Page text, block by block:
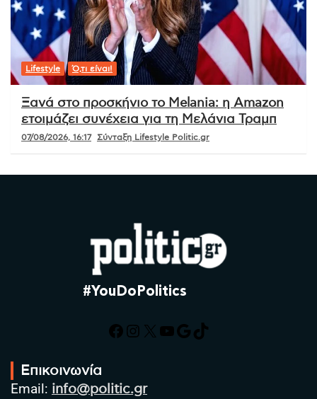
Lifestyle Ό,τι είναι!
Ξανά στο προσκήνιο το Melania: η Amazon
ετοιμάζει συνέχεια για τη Μελάνια Τραμπ
07/08/2026, 16:17 Σύνταξη Lifestyle Politic.gr
#YouDoPolitics
Facebook
Instagram
X YouTube
Google
TikTok
Επικοινωνία
Email: info@politic.gr